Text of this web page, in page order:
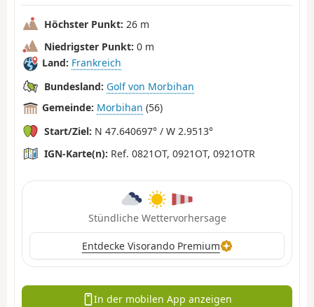
Höchster Punkt: 26 m
Niedrigster Punkt: 0 m
Land: Frankreich
Bundesland: Golf von Morbihan
Gemeinde: Morbihan (56)
Start/Ziel: N 47.640697° / W 2.9513°
IGN-Karte(n): Ref. 0821OT, 0921OT, 0921OTR
Stündliche Wettervorhersage
Entdecke Visorando Premium
In der mobilen App anzeigen